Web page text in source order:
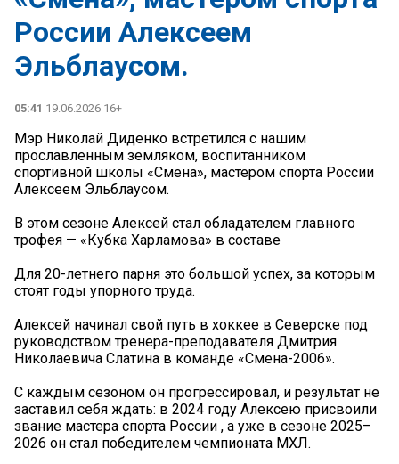
России Алексеем
Эльблаусом.
05:41 19.06.2026 16+
Мэр Николай Диденко встретился с нашим
прославленным земляком, воспитанником
спортивной школы «Смена», мастером спорта России
Алексеем Эльблаусом.
В этом сезоне Алексей стал обладателем главного
трофея — «Кубка Харламова» в составе
Для 20-летнего парня это большой успех, за которым
стоят годы упорного труда.
Алексей начинал свой путь в хоккее в Северске под
руководством тренера-преподавателя Дмитрия
Николаевича Слатина в команде «Смена-2006».
С каждым сезоном он прогрессировал, и результат не
заставил себя ждать: в 2024 году Алексею присвоили
звание мастера спорта России , а уже в сезоне 2025–
2026 он стал победителем чемпионата МХЛ.